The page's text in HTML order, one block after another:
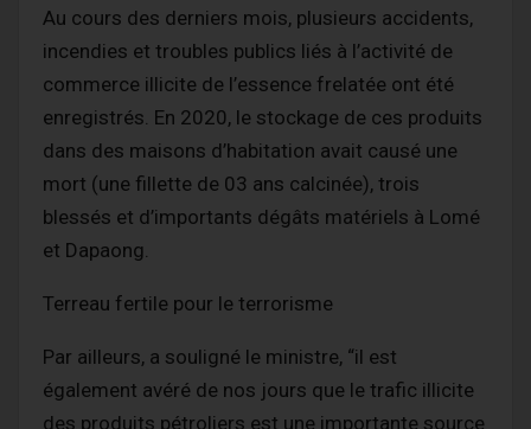
Au cours des derniers mois, plusieurs accidents,
incendies et troubles publics liés à l’activité de
commerce illicite de l’essence frelatée ont été
enregistrés. En 2020, le stockage de ces produits
dans des maisons d’habitation avait causé une
mort (une fillette de 03 ans calcinée), trois
blessés et d’importants dégâts matériels à Lomé
et Dapaong.
Terreau fertile pour le terrorisme
Par ailleurs, a souligné le ministre, “il est
également avéré de nos jours que le trafic illicite
des produits pétroliers est une importante source